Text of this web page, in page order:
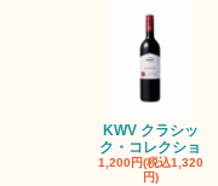
KWV クラシッ
ク・コレクショ
1,200円(税込1,320
円)